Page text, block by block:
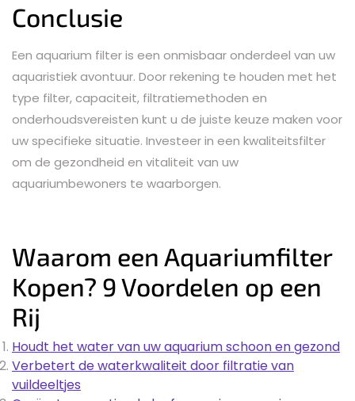
Conclusie
Een aquarium filter is een onmisbaar onderdeel van uw
aquaristiek avontuur. Door rekening te houden met het
type filter, capaciteit, filtratiemethoden en
onderhoudsvereisten kunt u de juiste keuze maken voor
uw specifieke situatie. Investeer in een kwaliteitsfilter
om de gezondheid en vitaliteit van uw
aquariumbewoners te waarborgen.
Waarom een Aquariumfilter
Kopen? 9 Voordelen op een
Rij
Houdt het water van uw aquarium schoon en gezond
Verbetert de waterkwaliteit door filtratie van
vuildeeltjes